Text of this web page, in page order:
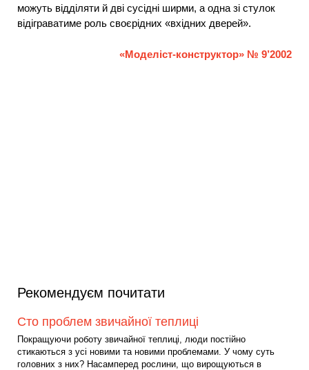
можуть відділяти й дві сусідні ширми, а одна зі стулок
відіграватиме роль своєрідних «вхідних дверей».
«Моделіст-конструктор» № 9’2002
Рекомендуєм почитати
Сто проблем звичайної теплиці
Покращуючи роботу звичайної теплиці, люди постійно
стикаються з усі новими та новими проблемами. У чому суть
головних з них? Насамперед рослини, що вирощуються в